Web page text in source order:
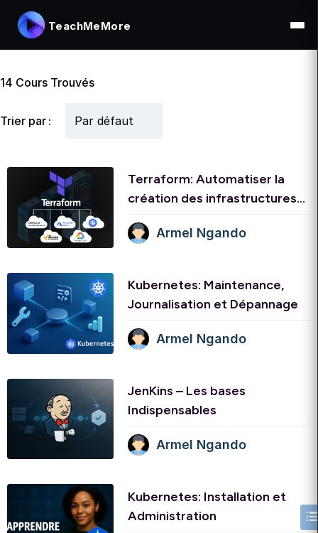
TeachMeMore
14 Cours Trouvés
Trier par :
Terraform: Automatiser la
création des infrastructures
Armel Ngando
Kubernetes: Maintenance,
Journalisation et Dépannage
Armel Ngando
JenKins – Les bases
Indispensables
Armel Ngando
Kubernetes: Installation et
Administration